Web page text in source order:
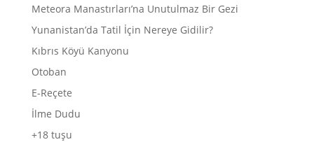
Meteora Manastırları’na Unutulmaz Bir Gezi
Yunanistan’da Tatil İçin Nereye Gidilir?
Kıbrıs Köyü Kanyonu
Otoban
E-Reçete
İlme Dudu
+18 tuşu